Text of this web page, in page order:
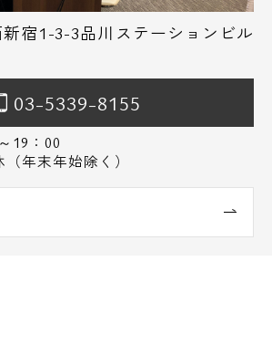
宿1-3-3品川ステーションビル
03-5339-8155
19：00
年末年始除く）